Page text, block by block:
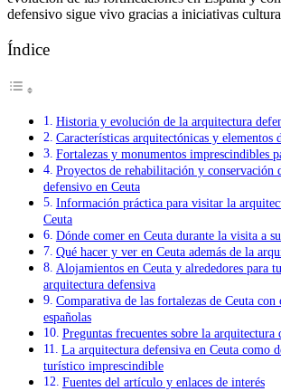
defensivo sigue vivo gracias a iniciativas
Índice
Historia y evolución de la arquitectura
Características arquitectónicas y elementos
Fortalezas y monumentos imprescindibles
Proyectos de rehabilitación y conservación
defensivo en Ceuta
Información práctica para visitar la
Ceuta
Dónde comer en Ceuta durante la visita a
Qué hacer y ver en Ceuta además de la
Alojamientos en Ceuta y alrededores para
arquitectura defensiva
Comparativa de las fortalezas de Ceuta con
españolas
Preguntas frecuentes sobre la arquitectura
La arquitectura defensiva en Ceuta como
turístico imprescindible
Fuentes del artículo y enlaces de interés